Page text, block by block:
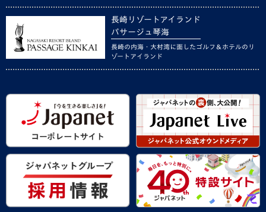
長崎リゾートアイランド
パサージュ琴海
長崎の内海・大村湾に面したゴルフ＆ホテルのリ
ゾートアイランド